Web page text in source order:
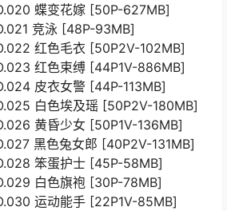
蝶变花嫁 [50P-627MB]
竞泳 [48P-93MB]
红色毛衣 [50P2V-102MB]
红色束缚 [44P1V-886MB]
皮衣女警 [44P-113MB]
白色埃及瑶 [50P2V-180MB]
黄昏少女 [50P1V-136MB]
黑色兔女郎 [40P2V-131MB]
笨蛋护士 [45P-58MB]
白色旗袍 [30P-78MB]
运动能手 [22P1V-85MB]